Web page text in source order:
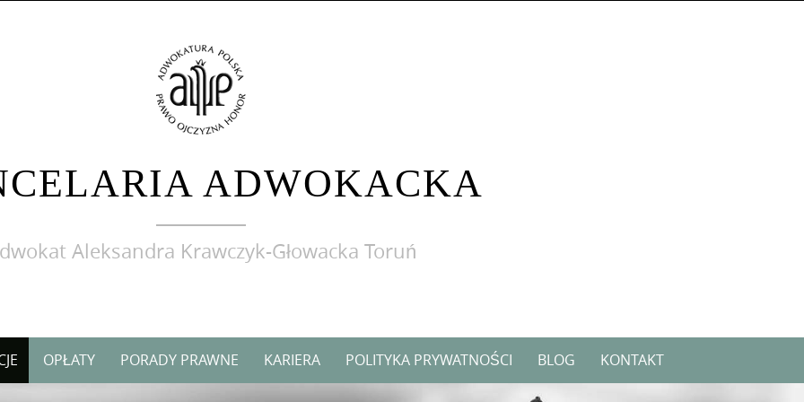
ADWOKACKA
Aleksandra Krawczyk-Głowacka Toruń
OPŁATY PORADY PRAWNE KARIERA POLITYKA PRYWATNOŚCI BLOG KONTAKT